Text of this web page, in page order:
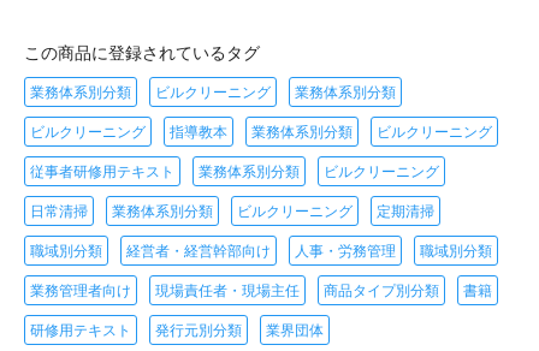
この商品に登録されているタグ
業務体系別分類 ビルクリーニング 業務体系別分類
ビルクリーニング 指導教本 業務体系別分類 ビルクリーニング
従事者研修用テキスト 業務体系別分類 ビルクリーニング
日常清掃 業務体系別分類 ビルクリーニング 定期清掃
職域別分類 経営者・経営幹部向け 人事・労務管理 職域別分類
業務管理者向け 現場責任者・現場主任 商品タイプ別分類 書籍
研修用テキスト 発行元別分類 業界団体